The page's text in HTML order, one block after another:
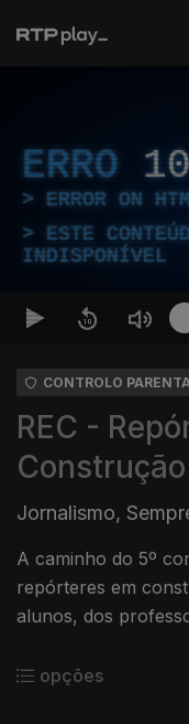
ERRO
ERROR ON
ESTE
INDISPONÍVEL
CONTROLO
REC -
Construção
Jornalismo,
A caminho do 5º
repórteres em
alunos, dos
opções